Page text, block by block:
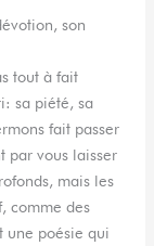
son
tout à fait
sa piété, sa
fait passer
par vous laisser
mais les
comme des
une poésie qui